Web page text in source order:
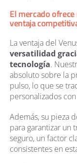
El mercado ofrece
ventaja
La ventaja del
versatilidad
tecnología.
absoluto sobre la
pulso, lo que se
personalizados
Además, su pieza
para garantizar un
seguro, un factor
consistentes en